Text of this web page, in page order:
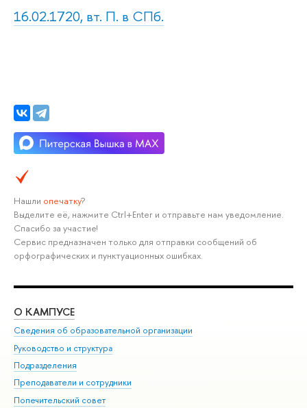
16.02.1720, вт. П. в СПб.
Нашли опечатку?
Выделите её, нажмите Ctrl+Enter и отправьте нам уведомление.
Спасибо за участие!
Сервис предназначен только для отправки сообщений об
орфографических и пунктуационных ошибках.
О КАМПУСЕ
Сведения об образовательной организации
Руководство и структура
Подразделения
Преподаватели и сотрудники
Попечительский совет